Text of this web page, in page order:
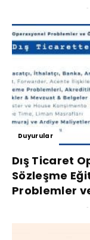
-
Duyurular
Dış Ticaret
Sözleşme
Problemler
-